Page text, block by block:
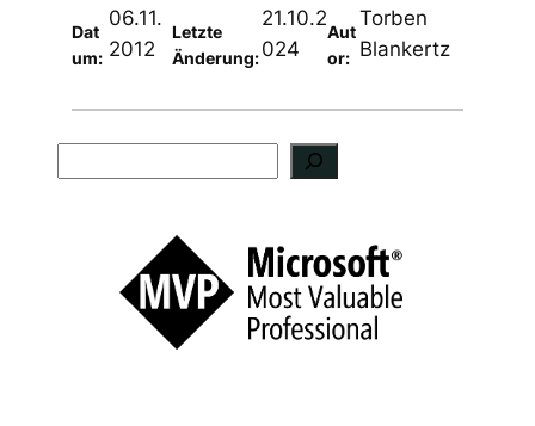
Dat
um:
06.11.
2012
Letzte
Änderung:
21.10.2
024
Aut
or:
Torben
Blankertz